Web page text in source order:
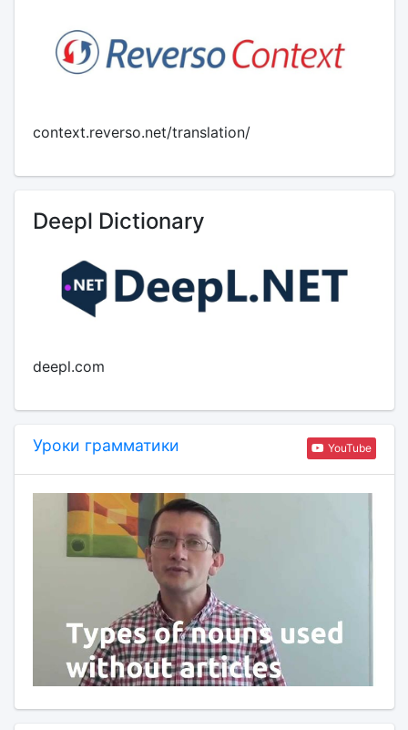
context.reverso.net/translation/
Deepl Dictionary
deepl.com
Уроки грамматики YouTube